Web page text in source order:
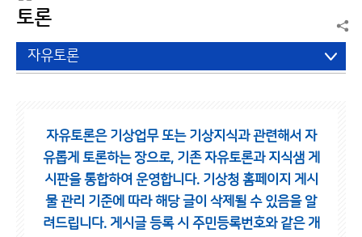
토론
자유토론
자유토론은 기상업무 또는 기상지식과 관련해서 자
유롭게 토론하는 장으로, 기존 자유토론과 지식샘 게
시판을 통합하여 운영합니다. 기상청 홈페이지 게시
물 관리 기준에 따라 해당 글이 삭제될 수 있음을 알
려드립니다. 게시글 등록 시 주민등록번호와 같은 개